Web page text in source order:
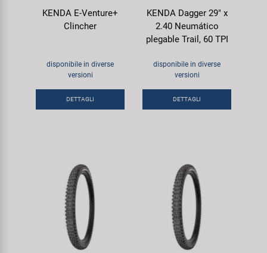
KENDA E-Venture+
Clincher
disponibile in diverse
versioni
DETTAGLI
KENDA Dagger 29" x
2.40 Neumático
plegable Trail, 60 TPI
disponibile in diverse
versioni
DETTAGLI